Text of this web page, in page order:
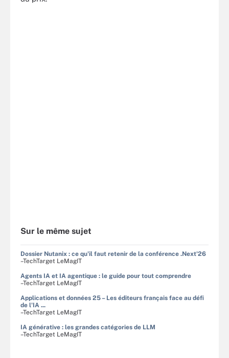
Sur le même sujet
Dossier Nutanix : ce qu'il faut retenir de la conférence .Next'26
–TechTarget LeMagIT
Agents IA et IA agentique : le guide pour tout comprendre
–TechTarget LeMagIT
Applications et données 25 – Les éditeurs français face au défi
de l'IA ...
–TechTarget LeMagIT
IA générative : les grandes catégories de LLM
–TechTarget LeMagIT